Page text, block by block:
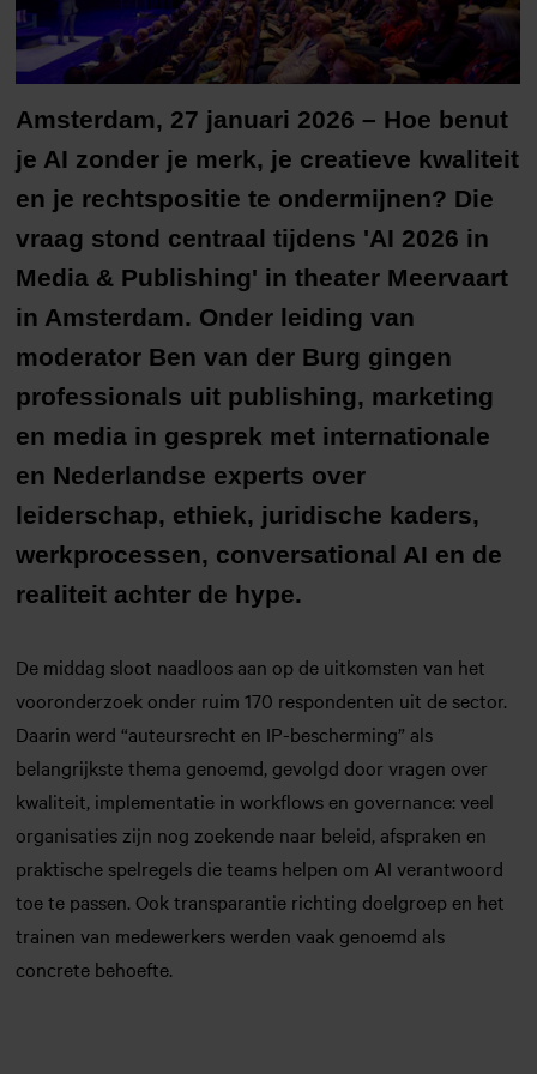
Amsterdam, 27 januari 2026 – Hoe benut
je AI zonder je merk, je creatieve kwaliteit
en je rechtspositie te ondermijnen? Die
vraag stond centraal tijdens 'AI 2026 in
Media & Publishing' in theater Meervaart
in Amsterdam. Onder leiding van
moderator Ben van der Burg gingen
professionals uit publishing, marketing
en media in gesprek met internationale
en Nederlandse experts over
leiderschap, ethiek, juridische kaders,
werkprocessen, conversational AI en de
realiteit achter de hype.
De middag sloot naadloos aan op de uitkomsten van het
vooronderzoek onder ruim 170 respondenten uit de sector.
Daarin werd “auteursrecht en IP-bescherming” als
belangrijkste thema genoemd, gevolgd door vragen over
kwaliteit, implementatie in workflows en governance: veel
organisaties zijn nog zoekende naar beleid, afspraken en
praktische spelregels die teams helpen om AI verantwoord
toe te passen. Ook transparantie richting doelgroep en het
trainen van medewerkers werden vaak genoemd als
concrete behoefte.